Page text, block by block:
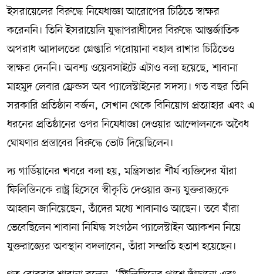
ইসরায়েলের বিরুদ্ধে নিষেধাজ্ঞা আরোপের চিঠিতে স্বাক্ষর
করেননি। তিনি ইসরায়েলি যুদ্ধাপরাধীদের বিরুদ্ধে আন্তর্জাতিক
অপরাধ আদালতের গ্রেপ্তারি পরোয়ানা বহাল রাখার চিঠিতেও
স্বাক্ষর দেননি। অবশ্য ওয়েবসাইটে এটাও বলা হয়েছে, শাবানা
মাহমুদ লেবার ফ্রেন্ডস অব প্যালেস্টাইনের সদস্য। গত বছর তিনি
সরকারি প্রতিষ্ঠান বর্জন, সেখান থেকে বিনিয়োগ প্রত্যাহার এবং এ
ধরনের প্রতিষ্ঠানের ওপর নিষেধাজ্ঞা দেওয়ার আন্দোলনকে অবৈধ
ঘোষণার প্রস্তাবের বিরুদ্ধে ভোট দিয়েছিলেন।
দ্য গার্ডিয়ানের খবরে বলা হয়, মন্ত্রিসভার শীর্ষ ব্যক্তিদের যাঁরা
ফিলিস্তিনকে রাষ্ট্র হিসেবে স্বীকৃতি দেওয়ার জন্য যুক্তরাজ্যকে
আহ্বান জানিয়েছেন, তাঁদের মধ্যে শাবানাও আছেন। তবে যাঁরা
ভেবেছিলেন শাবানা নিষিদ্ধ সংগঠন প্যালেস্টাইন অ্যাকশন নিয়ে
যুক্তরাজ্যের অবস্থান বদলাবেন, তাঁরা সম্প্রতি হতাশ হয়েছেন।